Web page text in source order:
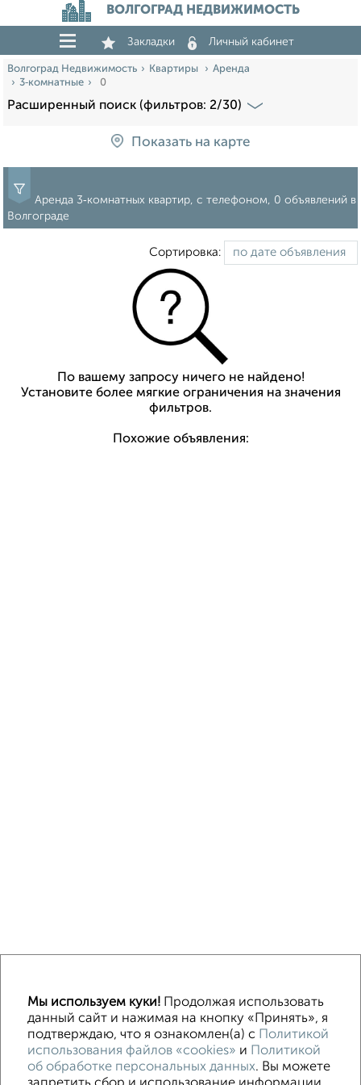
ВОЛГОГРАД НЕДВИЖИМОСТЬ
Закладки Личный кабинет
Волгоград Недвижимость Квартиры
Аренда
3‑комнатные
0
Расширенный поиск (фильтров: 2/30)
Показать на карте
Аренда 3‑комнатных квартир, с телефоном, 0 объявлений в
Волгограде
Сортировка:
По вашему запросу ничего не найдено!
Установите более мягкие ограничения на значения
фильтров.
Похожие объявления:
Однокомнатные Двухкомнатные
Без посредников
На длительный срок На сутки Без мебели
Контакты
Политика конфиденциальности
Пользовательское соглашение
Волгоград, улица Огарёва 15
Мы используем куки! Продолжая использовать
данный сайт и нажимая на кнопку «Принять», я
подтверждаю, что я ознакомлен(а) с Политикой
использования файлов «cookies» и Политикой
об обработке персональных данных. Вы можете